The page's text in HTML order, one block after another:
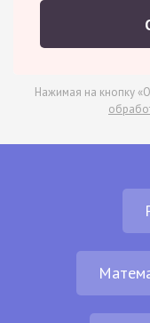
Нажимая на кнопку